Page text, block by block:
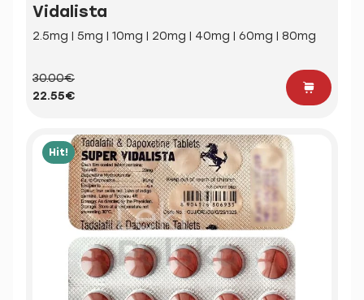
Vidalista
2.5mg | 5mg | 10mg | 20mg | 40mg | 60mg | 80mg
30.00€
22.55€
Hit!